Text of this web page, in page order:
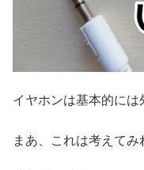
イヤホンは基本的には
まあ、これは考えてみ